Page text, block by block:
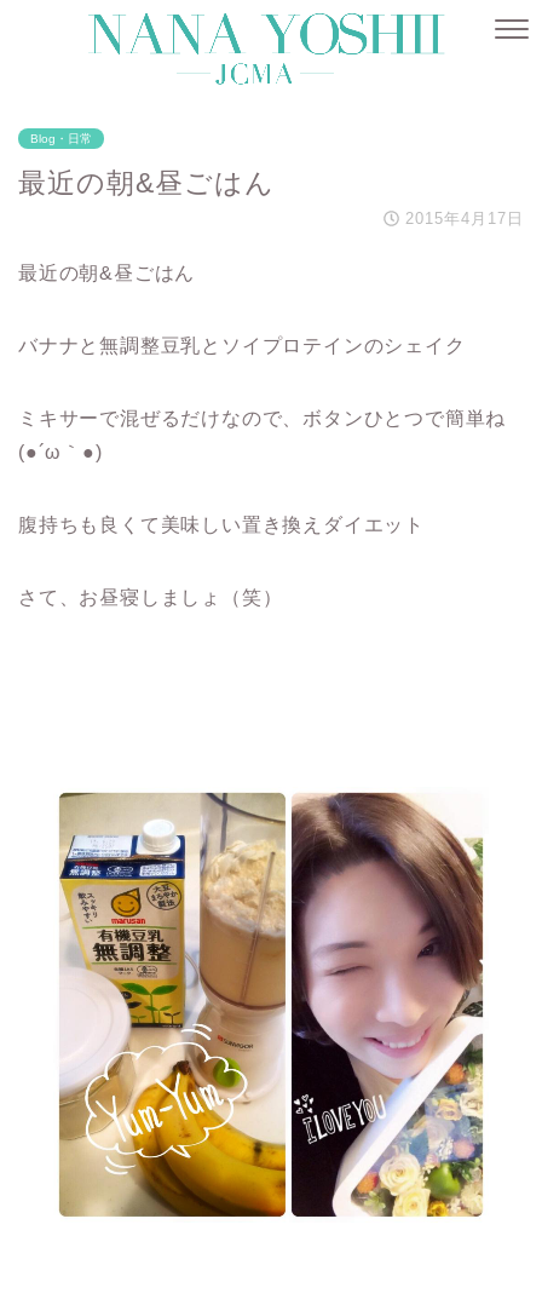
Blog・日常
最近の朝&昼ごはん
2015年4月17日
最近の朝&昼ごはん
バナナと無調整豆乳とソイプロテインのシェイク
ミキサーで混ぜるだけなので、ボタンひとつで簡単ね
(●´ω｀●)
腹持ちも良くて美味しい置き換えダイエット
さて、お昼寝しましょ（笑）